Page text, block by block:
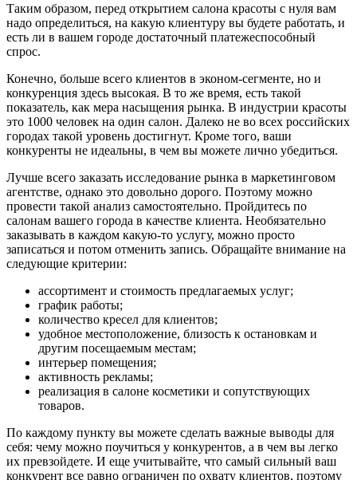
Таким образом, перед открытием салона красоты с нуля вам
надо определиться, на какую клиентуру вы будете работать, и
есть ли в вашем городе достаточный платежеспособный
спрос.
Конечно, больше всего клиентов в эконом-сегменте, но и
конкуренция здесь высокая. В то же время, есть такой
показатель, как мера насыщения рынка. В индустрии красоты
это 1000 человек на один салон. Далеко не во всех российских
городах такой уровень достигнут. Кроме того, ваши
конкуренты не идеальны, в чем вы можете лично убедиться.
Лучше всего заказать исследование рынка в маркетинговом
агентстве, однако это довольно дорого. Поэтому можно
провести такой анализ самостоятельно. Пройдитесь по
салонам вашего города в качестве клиента. Необязательно
заказывать в каждом какую-то услугу, можно просто
записаться и потом отменить запись. Обращайте внимание на
следующие критерии:
ассортимент и стоимость предлагаемых услуг;
график работы;
количество кресел для клиентов;
удобное местоположение, близость к остановкам и
другим посещаемым местам;
интерьер помещения;
активность рекламы;
реализация в салоне косметики и сопутствующих
товаров.
По каждому пункту вы можете сделать важные выводы для
себя: чему можно поучиться у конкурентов, а в чем вы легко
их превзойдете. И еще учитывайте, что самый сильный ваш
конкурент все равно ограничен по охвату клиентов, поэтому